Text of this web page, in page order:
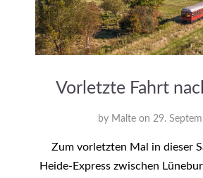
Vorletzte Fahrt
by Malte on 29.
Zum vorletzten Mal in dieser
Heide-Express zwischen